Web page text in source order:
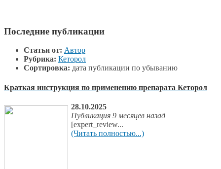
Последние публикации
Статьи от: Автор
Рубрика: Кеторол
Сортировка: дата публикации по убыванию
Краткая инструкция по применению препарата Кеторол
28.10.2025
Публикация 9 месяцев назад
[expert_review...
(Читать полностью...)